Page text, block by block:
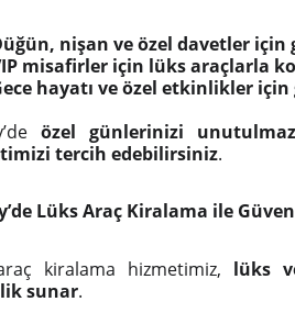
nişan ve özel davetler
misafirler için lüks araçlarla
hayatı ve özel etkinlikler
özel günlerinizi
tercih edebilirsiniz.
Lüks Araç Kiralama ile
kiralama hizmetimiz, lüks
sunar.